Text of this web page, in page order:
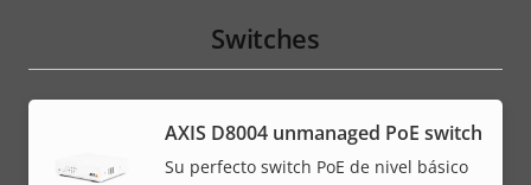
Switches
AXIS ​D8004 unmanaged PoE switch
Su perfecto switch PoE de nivel básico